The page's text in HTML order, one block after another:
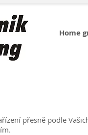
Home
přesně podle